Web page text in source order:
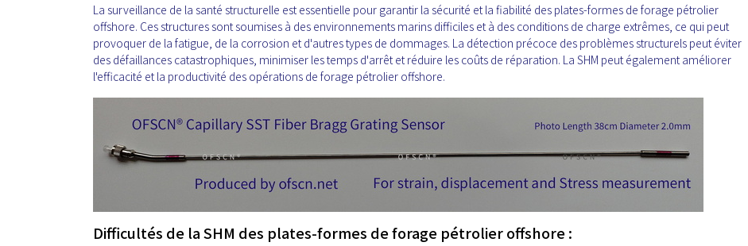
La surveillance de la santé structurelle est essentielle pour garantir la sécurité et la fiabilité des plates-formes de forage pétrolier
offshore. Ces structures sont soumises à des environnements marins difficiles et à des conditions de charge extrêmes, ce qui peut
provoquer de la fatigue, de la corrosion et d'autres types de dommages. La détection précoce des problèmes structurels peut éviter
des défaillances catastrophiques, minimiser les temps d'arrêt et réduire les coûts de réparation. La SHM peut également améliorer
l'efficacité et la productivité des opérations de forage pétrolier offshore.
Difficultés de la SHM des plates-formes de forage pétrolier offshore :